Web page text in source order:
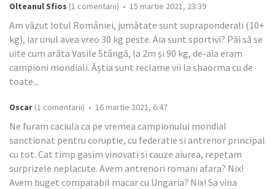
Olteanul Sfios (1 comentarii) • 15 martie 2021, 23:39
Am văzut lotul României, jumătate sunt supraponderali (10+
kg), iar unul avea vreo 30 kg peste. Aia sunt sportivi? Păi să se
uite cum arăta Vasile Stângă, la 2m și 90 kg, de-aia eram
campioni mondiali. Ăștia sunt reclame vii la shaorma cu de
toate...
Oscar (1 comentarii) • 16 martie 2021, 6:47
Ne furam caciula ca pe vremea campionului mondial
sanctionat pentru coruptie, cu federatie si antrenor principal
cu tot. Cat timp gasim vinovati si cauze aiurea, repetam
surprizele neplacute. Avem antrenori romani afara? Nix!
Avem buget comparabil macar cu Ungaria? Nix! Sa vina